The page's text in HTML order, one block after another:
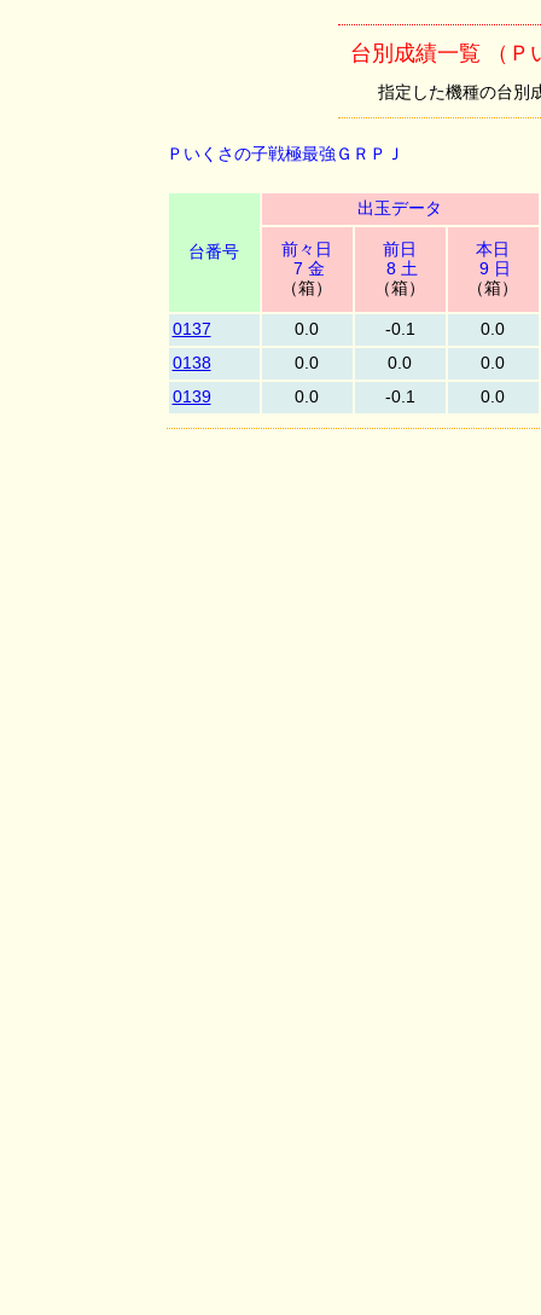
台別成績一覧 （Ｐ
指定した機種の台別
Ｐいくさの子戦極最強ＧＲＰＪ
台番号
出玉データ
前々日
7 金
（箱）
前日
8 土
（箱）
本日
9 日
（箱）
0137 0.0 -0.1
0.0
0138
0.0 0.0
0.0
0139
0.0 -0.1 0.0